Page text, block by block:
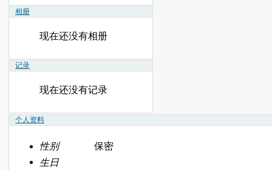
相册
现在还没有相册
记录
现在还没有记录
个人资料
性别
保密
生日